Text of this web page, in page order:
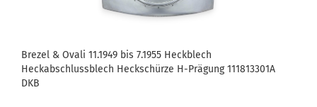
Brezel & Ovali 11.1949 bis 7.1955 Heckblech
Heckabschlussblech Heckschürze H-Prägung 111813301A
DKB